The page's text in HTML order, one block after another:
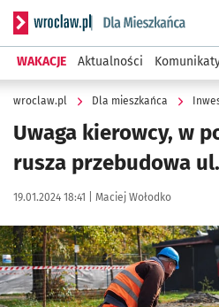
Serwis informacyjny wroclaw.pl
WAKACJE Aktualności
wroclaw.pl Dla mieszkańca
Uwaga kierowcy, w
rusza przebudowa
Data publikacji:
19.01.2024 18:41 | Autor:
Maciej Wołodko
Kliknij, aby powiększyć